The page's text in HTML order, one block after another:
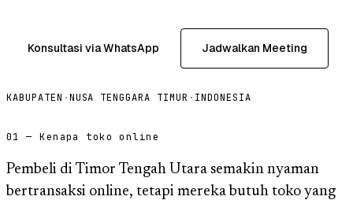
Konsultasi via WhatsApp Jadwalkan Meeting
KABUPATEN ·NUSA TENGGARA TIMUR · INDONESIA
01 — Kenapa toko online
Pembeli di Timor Tengah Utara semakin nyaman
bertransaksi online, tetapi mereka butuh toko yang